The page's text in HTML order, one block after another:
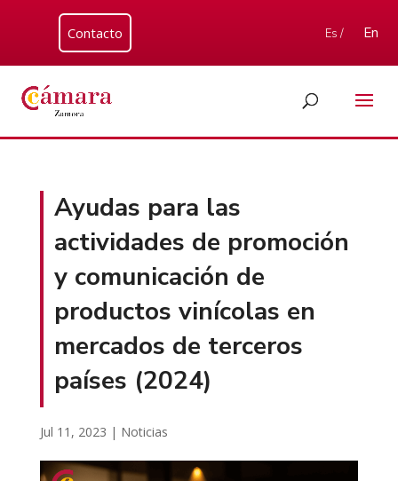
Contacto Es / En
Ayudas para las
actividades de promoción
y comunicación de
productos vinícolas en
mercados de terceros
países (2024)
Jul 11, 2023 | Noticias